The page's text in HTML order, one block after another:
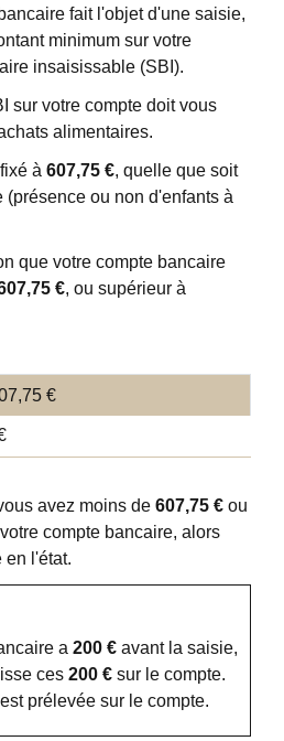
fait l'objet d'une saisie,
minimum sur votre
insaisissable (SBI).
sur votre compte doit vous
alimentaires.
à 607,75 €, quelle que soit
ou non d'enfants à
que votre compte bancaire
€, ou supérieur à
€
avez moins de 607,75 € ou
compte bancaire, alors
en l'état.
a 200 € avant la saisie,
ces 200 € sur le compte.
prélevée sur le compte.